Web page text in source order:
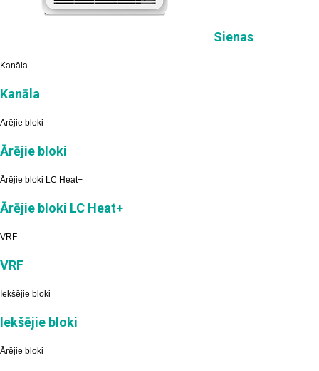
Sienas
Kanāla
Kanāla
Ārējie bloki
Ārējie bloki
Ārējie bloki LC Heat+
Ārējie bloki LC Heat+
VRF
VRF
Iekšējie bloki
Iekšējie bloki
Ārējie bloki